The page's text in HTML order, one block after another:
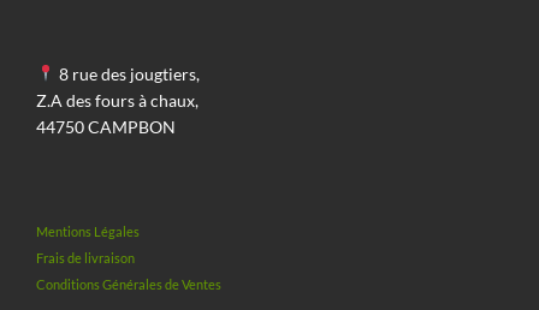
8 rue des jougtiers,
Z.A des fours à chaux,
44750 CAMPBON
Mentions Légales
Frais de livraison
Conditions Générales de Ventes